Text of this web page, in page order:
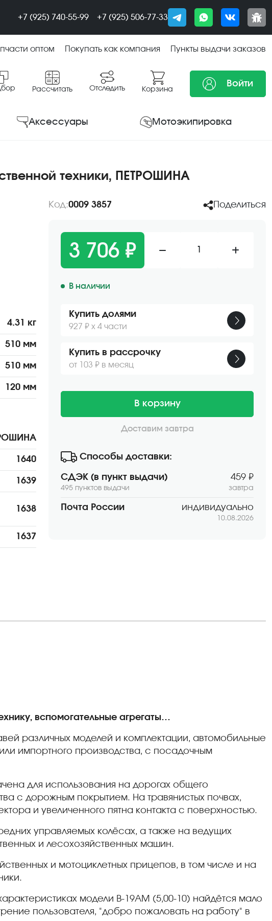
+7 (925) 740-55-99 +7 (925) 506-77-33
оптом Покупать как компания Пункты выдачи заказов
Рассчитать Отследить Корзина
Войти
Аксессуары Мотоэкипировка
техники, ПЕТРОШИНА
4.31 кг
510 мм
510 мм
120 мм
1640
1639
1638
1637
Код:0009 3857 Поделиться
3 706 ₽ 1
В наличии
Купить долями
927 ₽ х 4 части
Купить в рассрочку
от 103 ₽ в месяц
В корзину
Доставим завтра
Способы доставки:
СДЭК (в пункт выдачи)
495 пунктов выдачи
459 ₽
завтра
Почта России индивидуально
10.08.2026
вспомогательные агрегаты…
различных моделей и комплектации, автомобильные
импортного производства, с посадочным
для использования на дорогах общего
с дорожным покрытием. На травянистых почвах,
и увеличенного пятна контакта с поверхностью.
управляемых колёсах, а также на ведущих
и лесохозяйственных машин.
и мотоциклетных прицепов, в том числе и на
модели В-19АМ (5,00-10) найдётся мало
пользователя, "добро пожаловать на работу" в